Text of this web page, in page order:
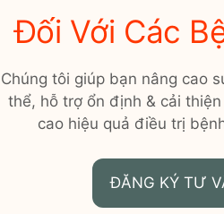
Đối Với Các
Chúng tôi giúp bạn nâng cao
thể, hỗ trợ ổn định & cải
cao hiệu quả điều trị
ĐĂNG KÝ TƯ